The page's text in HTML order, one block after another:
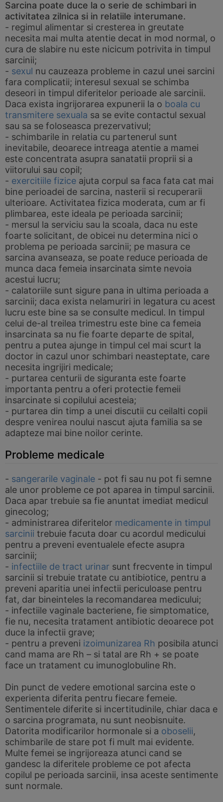
Sarcina poate duce la o serie de schimbari in
activitatea zilnica si in relatiile interumane.
- regimul alimentar si cresterea in greutate
necesita mai multa atentie decat in mod normal, o
cura de slabire nu este nicicum potrivita in timpul
sarcinii;
- sexul nu cauzeaza probleme in cazul unei sarcini
fara complicatii; interesul sexual se schimba
deseori in timpul diferitelor perioade ale sarcinii.
Daca exista ingrijorarea expunerii la o boala cu
transmitere sexuala sa se evite contactul sexual
sau sa se foloseasca prezervativul;
- schimbarile in relatia cu partenerul sunt
inevitabile, deoarece intreaga atentie a mamei
este concentrata asupra sanatatii proprii si a
viitorului sau copil;
- exercitiile fizice ajuta corpul sa faca fata cat mai
bine perioadei de sarcina, nasterii si recuperarii
ulterioare. Activitatea fizica moderata, cum ar fi
plimbarea, este ideala pe perioada sarcinii;
- mersul la serviciu sau la scoala, daca nu este
foarte solicitant, de obicei nu determina nici o
problema pe perioada sarcinii; pe masura ce
sarcina avanseaza, se poate reduce perioada de
munca daca femeia insarcinata simte nevoia
acestui lucru;
- calatoriile sunt sigure pana in ultima perioada a
sarcinii; daca exista nelamuriri in legatura cu acest
lucru este bine sa se consulte medicul. In timpul
celui de-al treilea trimestru este bine ca femeia
insarcinata sa nu fie foarte departe de spital,
pentru a putea ajunge in timpul cel mai scurt la
doctor in cazul unor schimbari neasteptate, care
necesita ingrijiri medicale;
- purtarea centurii de siguranta este foarte
importanta pentru a oferi protectie femeii
insarcinate si copilului acesteia;
- purtarea din timp a unei discutii cu ceilalti copii
despre venirea noului nascut ajuta familia sa se
adapteze mai bine noilor cerinte.
Probleme medicale
- sangerarile vaginale - pot fi sau nu pot fi semne
ale unor probleme ce pot aparea in timpul sarcinii.
Daca apar trebuie sa fie anuntat imediat medicul
ginecolog;
- administrarea diferitelor medicamente in timpul
sarcinii trebuie facuta doar cu acordul medicului
pentru a preveni eventualele efecte asupra
sarcinii;
- infectiile de tract urinar sunt frecvente in timpul
sarcinii si trebuie tratate cu antibiotice, pentru a
preveni aparitia unei infectii periculoase pentru
fat, dar bineinteles la recomandarea medicului;
- infectiile vaginale bacteriene, fie simptomatice,
fie nu, necesita tratament antibiotic deoarece pot
duce la infectii grave;
- pentru a preveni izoimunizarea Rh posibila atunci
cand mama are Rh – si tatal are Rh + se poate
face un tratament cu imunoglobuline Rh.
Din punct de vedere emotional sarcina este o
experienta diferita pentru fiecare femeie.
Sentimentele diferite si incertitudinile, chiar daca e
o sarcina programata, nu sunt neobisnuite.
Datorita modificarilor hormonale si a oboselii,
schimbarile de stare pot fi mult mai evidente.
Multe femei se ingrijoreaza atunci cand se
gandesc la diferitele probleme ce pot afecta
copilul pe perioada sarcinii, insa aceste sentimente
sunt normale.